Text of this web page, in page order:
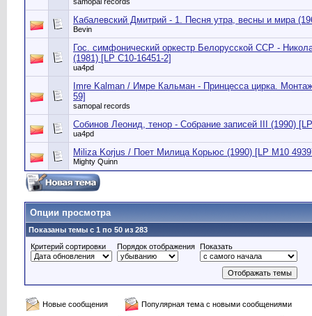
Кабалевский Дмитрий - 1. Песня утра, весны и мира
Bevin
Гос. симфонический оркестр Белорусской ССР -
(1981) [LP С10-16451-2]
ua4pd
Imre Kalman / Имре Кальман - Принцесса цирка.
59]
samopal records
Собинов Леонид, тенор - Собрание записей III (1990)
ua4pd
Miliza Korjus / Поет Милица Корьюс (1990) [LP М10
Mighty Quinn
Опции просмотра
Показаны темы с 1 по 50 из 283
Критерий сортировки
Порядок отображения Показать
Новые сообщения
Популярная тема с новыми сообщениями